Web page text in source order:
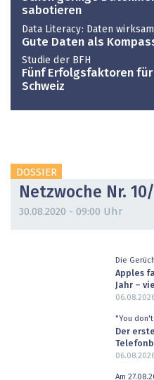
sabotieren
Data Literacy: Daten
Gute Daten als
Studie der BFH
Fünf Erfolgsfaktoren
Schweiz
DOSSIER
Netzwoche Nr.
30.08.2020 - 09:00 Uhr
Die
Apples
Jahr –
"You
Der
Am